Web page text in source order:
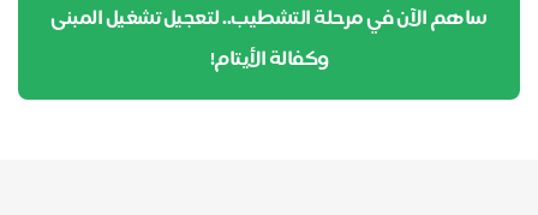
ساهم الآن في مرحلة التشطيب.. لتعجيل تشغيل المبنى
وكفالة الأيتام!